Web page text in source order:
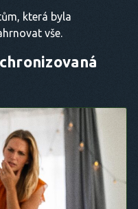
která byla
vše.